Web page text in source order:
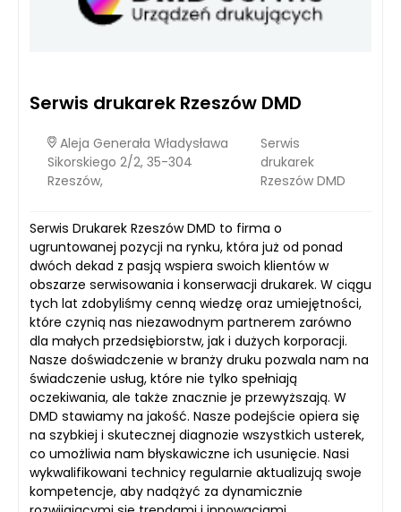
Serwis drukarek Rzeszów DMD
Aleja Generała Władysława
Sikorskiego 2/2, 35-304
Rzeszów,
Serwis
drukarek
Rzeszów DMD
Serwis Drukarek Rzeszów DMD to firma o
ugruntowanej pozycji na rynku, która już od ponad
dwóch dekad z pasją wspiera swoich klientów w
obszarze serwisowania i konserwacji drukarek. W ciągu
tych lat zdobyliśmy cenną wiedzę oraz umiejętności,
które czynią nas niezawodnym partnerem zarówno
dla małych przedsiębiorstw, jak i dużych korporacji.
Nasze doświadczenie w branży druku pozwala nam na
świadczenie usług, które nie tylko spełniają
oczekiwania, ale także znacznie je przewyższają. W
DMD stawiamy na jakość. Nasze podejście opiera się
na szybkiej i skutecznej diagnozie wszystkich usterek,
co umożliwia nam błyskawiczne ich usunięcie. Nasi
wykwalifikowani technicy regularnie aktualizują swoje
kompetencje, aby nadążyć za dynamicznie